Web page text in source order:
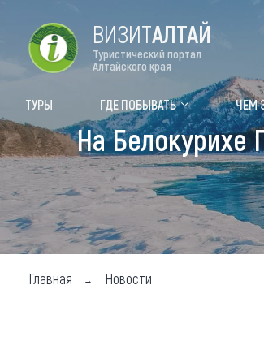
Туры
ВИЗИТАЛТАЙ
Туристический портал
Алтайского края
ТУРЫ ГДЕ ПОБЫВАТЬ ЧЕМ
На Белокурихе
Главная Новости